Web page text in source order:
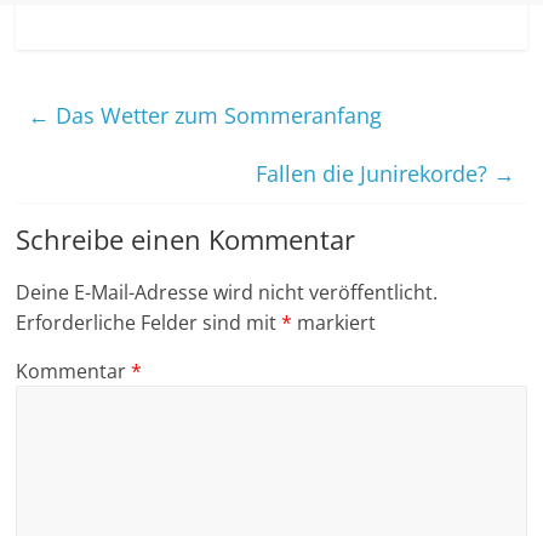
← Das Wetter zum Sommeranfang
Fallen die Junirekorde? →
Schreibe einen Kommentar
Deine E-Mail-Adresse wird nicht veröffentlicht.
Erforderliche Felder sind mit* markiert
Kommentar*